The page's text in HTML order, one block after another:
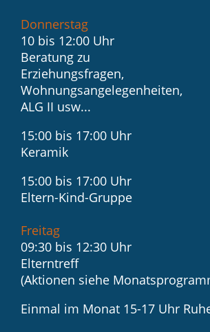
Donnerstag
10 bis 12:00 Uhr
Beratung zu
Erziehungsfragen,
Wohnungsangelegenheiten,
ALG II usw...
15:00 bis 17:00 Uhr
Keramik
15:00 bis 17:00 Uhr
Eltern-Kind-Gruppe
Freitag
09:30 bis 12:30 Uhr
Elterntreff
(Aktionen siehe
Einmal im Monat 15-17 Uhr